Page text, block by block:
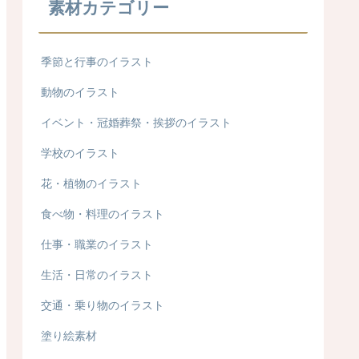
素材カテゴリー
季節と行事のイラスト
動物のイラスト
イベント・冠婚葬祭・挨拶のイラスト
学校のイラスト
花・植物のイラスト
食べ物・料理のイラスト
仕事・職業のイラスト
生活・日常のイラスト
交通・乗り物のイラスト
塗り絵素材